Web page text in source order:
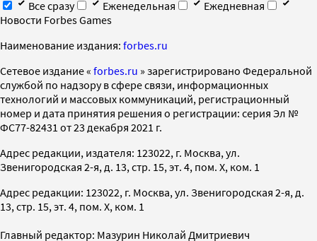
Все сразу
Еженедельная
Ежедневная
Новости Forbes Games
Наименование издания: forbes.ru
Cетевое издание « forbes.ru » зарегистрировано Федеральной
службой по надзору в сфере связи, информационных
технологий и массовых коммуникаций, регистрационный
номер и дата принятия решения о регистрации: серия Эл №
ФС77-82431 от 23 декабря 2021 г.
Адрес редакции, издателя: 123022, г. Москва, ул.
Звенигородская 2-я, д. 13, стр. 15, эт. 4, пом. X, ком. 1
Адрес редакции: 123022, г. Москва, ул. Звенигородская 2-я, д.
13, стр. 15, эт. 4, пом. X, ком. 1
Главный редактор: Мазурин Николай Дмитриевич